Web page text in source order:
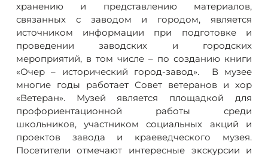
хранению и представлению материалов,
связанных с заводом и городом, является
источником информации при подготовке и
проведении заводских и городских
мероприятий, в том числе – по созданию книги
«Очер – исторический город-завод». В музее
многие годы работает Совет ветеранов и хор
«Ветеран». Музей является площадкой для
профориентационной работы среди
школьников, участником социальных акций и
проектов завода и краеведческого музея.
Посетители отмечают интересные экскурсии и